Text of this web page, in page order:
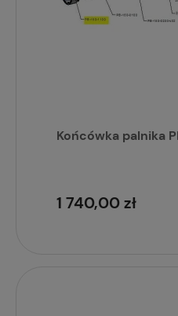
Końcówka palnika
1 740,00 zł